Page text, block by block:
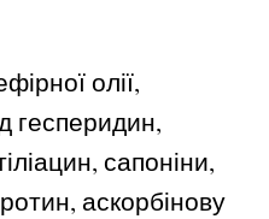
олії,
гесперидин,
сапоніни,
аскорбінову